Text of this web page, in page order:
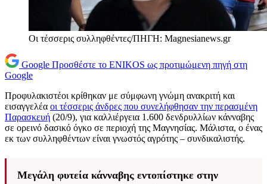
Οι τέσσερις συλληφθέντες/ΠΗΓΗ: Μagnesianews.gr
Google Προσθέστε το ENIKOS ως προτιμώμενη πηγή στη
Google
Προφυλακιστέοι κρίθηκαν με σύμφωνη γνώμη ανακριτή και
εισαγγελέα οι τέσσερις άνδρες που συνελήφθησαν την περασμένη
Παρασκευή (20/9), για καλλιέργεια 1.600 δενδρυλλίων κάνναβης
σε ορεινό δασικό όγκο σε περιοχή της Μαγνησίας. Μάλιστα, ο ένας
εκ των συλληφθέντων είναι γνωστός αγρότης – συνδικαλιστής.
Μεγάλη φυτεία κάνναβης εντοπίστηκε στην